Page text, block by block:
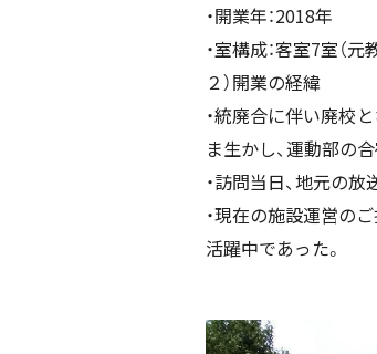
・開業年：2018年
・室構成：客室7室（
２）開業の経緯
・統廃合に伴い廃校
ま生かし、運動部の
・訪問当日、地元の
・現在の施設運営の
活躍中であった。